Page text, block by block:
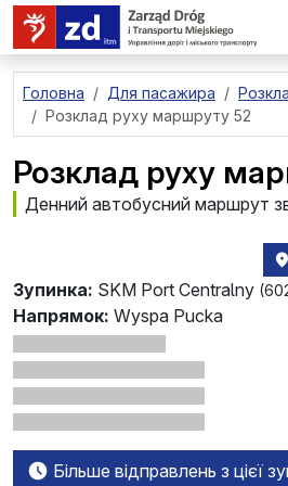
перейти до основного вмісту
Головна Для пасажира
Розклад руху маршруту 52
Розклад руху
Денний автобусний маршрут
Зупинка: SKM Port Centralny
Напрямок: Wyspa Pucka
Більше відправлень з цієї